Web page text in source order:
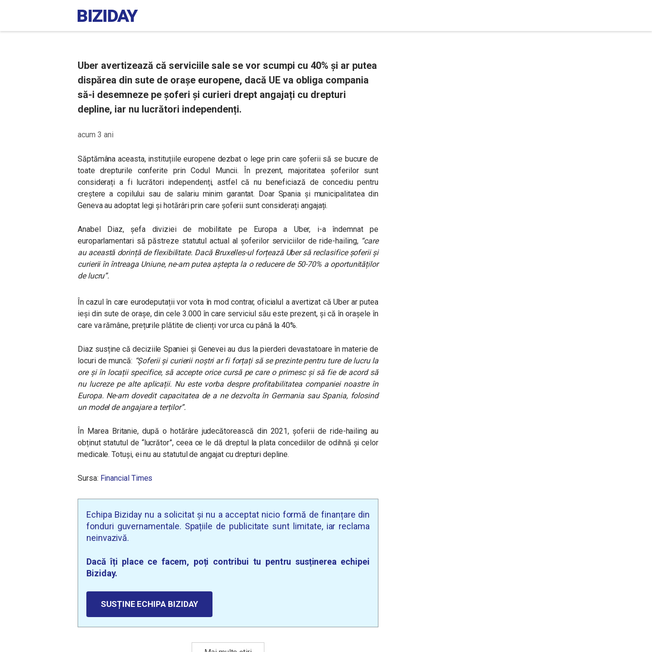
Uber avertizează că serviciile sale se vor scumpi cu 40% și ar putea
dispărea din sute de orașe europene, dacă UE va obliga compania
să-i desemneze pe șoferi și curieri drept angajați cu drepturi
depline, iar nu lucrători independenți.
acum 3 ani
Săptămâna aceasta, instituțiile europene dezbat o lege prin care șoferii să se bucure de
toate drepturile conferite prin Codul Muncii. În prezent, majoritatea șoferilor sunt
considerați a fi lucrători independenți, astfel că nu beneficiază de concediu pentru
creștere a copilului sau de salariu minim garantat. Doar Spania și municipalitatea din
Geneva au adoptat legi și hotărâri prin care șoferii sunt considerați angajați.
Anabel Diaz, șefa diviziei de mobilitate pe Europa a Uber, i-a îndemnat pe
europarlamentari să păstreze statutul actual al șoferilor serviciilor de ride-hailing, “care
au această dorință de flexibilitate. Dacă Bruxelles-ul forțează Uber să reclasifice șoferii și
curierii în întreaga Uniune, ne-am putea aștepta la o reducere de 50-70% a oportunităților
de lucru”.
În cazul în care eurodeputații vor vota în mod contrar, oficialul a avertizat că Uber ar putea
ieși din sute de orașe, din cele 3.000 în care serviciul său este prezent, și că în orașele în
care va rămâne, prețurile plătite de clienți vor urca cu până la 40%.
Diaz susține că deciziile Spaniei și Genevei au dus la pierderi devastatoare în materie de
locuri de muncă: “Șoferii și curierii noștri ar fi forțați să se prezinte pentru ture de lucru la
ore și în locații specifice, să accepte orice cursă pe care o primesc și să fie de acord să
nu lucreze pe alte aplicații. Nu este vorba despre profitabilitatea companiei noastre în
Europa. Ne-am dovedit capacitatea de a ne dezvolta în Germania sau Spania, folosind
un model de angajare a terților”.
În Marea Britanie, după o hotărâre judecătorească din 2021, șoferii de ride-hailing au
obținut statutul de “lucrător”, ceea ce le dă dreptul la plata concediilor de odihnă și celor
medicale. Totuși, ei nu au statutul de angajat cu drepturi depline.
Sursa: Financial Times
Echipa Biziday nu a solicitat și nu a acceptat nicio formă de finanțare din
fonduri guvernamentale. Spațiile de publicitate sunt limitate, iar reclama
neinvazivă.
Dacă îți place ce facem, poți contribui tu pentru susținerea echipei
Biziday.
SUSȚINE ECHIPA BIZIDAY